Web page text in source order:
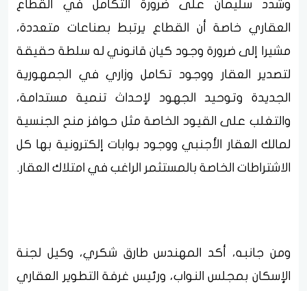
وشدد سليمان على ضرورة التكامل في القطاع
العقاري خاصة أن القطاع يرتبط بصناعات متعددة،
مشيرا إلى ضرورة وجود كيان قانوني له سلطة حقيقة
لتصدير العقار ووجود تكامل وزاري في الجمهورية
الجديدة وتوحيد الجهود لإحداث تنمية مستدامة،
والتغلب على القيود الخاصة مثل حوافز منح الجنسية
لمالك العقار الأجنبي ووجود بوابات إلكترونية بها كل
الاشتراطات الخاصة بالمستثمر الراغب في امتلاك العقار.
ومن جانبه، أكد المهندس طارق شكري، وكيل لجنة
الإسكان بمجلس النواب، ورئيس غرفة التطوير العقاري